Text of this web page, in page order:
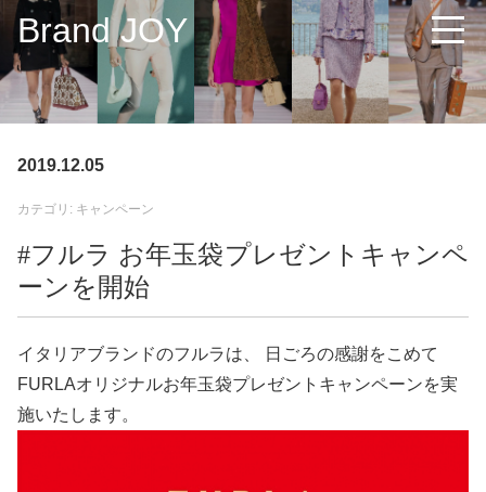
Brand JOY
2019.12.05
カテゴリ: キャンペーン
#フルラ お年玉袋プレゼントキャンペ
ーンを開始
イタリアブランドのフルラは、 日ごろの感謝をこめて
FURLAオリジナルお年玉袋プレゼントキャンペーンを実
施いたします。